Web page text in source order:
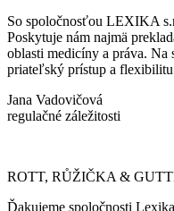
So spoločnosťou LEXIKA
Poskytuje nám najmä
oblasti medicíny a práva. Na
priateľský prístup a flexibilitu
Jana Vadovičová
regulačné záležitosti
ROTT, RŮŽIČKA &
Ďakujeme spoločnosti